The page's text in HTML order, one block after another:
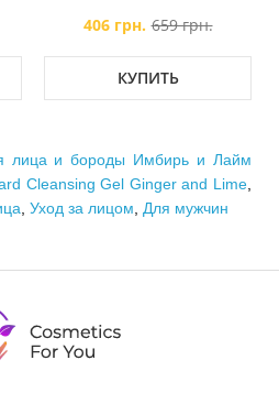
406 грн. 659 грн.
КУПИТЬ
лица и бороды Имбирь и Лайм
Cleansing Gel Ginger and Lime
Уход за лицом Для мужчин